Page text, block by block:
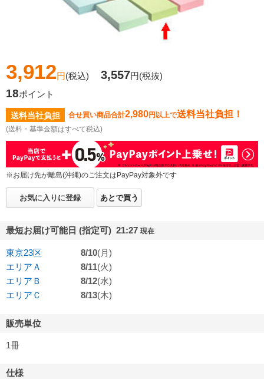
3,912円(税込) 3,557円(税抜)
18ポイント
送料当社負担 合せ買い商品合計2,980円以上で送料当社負担！
(送料・基準金額はすべて税込)
※お届け先が離島(沖縄)のご注文はPayPay対象外です
お気に入りに登録 あとで買う
最短お届け可能日 (指定可) 21:27 現在
東京23区 8/10(月)
エリアＡ
8/11(火)
エリアＢ
8/12(水)
エリアＣ
8/13(木)
販売単位
1冊
仕様